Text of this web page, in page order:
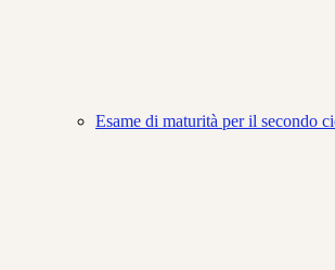
Esame di maturità per il secondo